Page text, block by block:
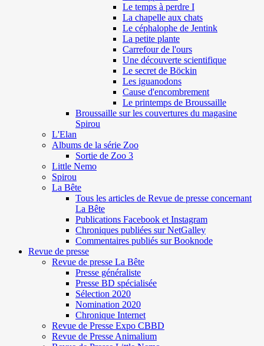
Le temps à perdre I
La chapelle aux chats
Le céphalophe de Jentink
La petite plante
Carrefour de l'ours
Une découverte scientifique
Le secret de Böckin
Les iguanodons
Cause d'encombrement
Le printemps de Broussaille
Broussaille sur les couvertures du magasine
Spirou
L'Elan
Albums de la série Zoo
Sortie de Zoo 3
Little Nemo
Spirou
La Bête
Tous les articles de Revue de presse concernant
La Bête
Publications Facebook et Instagram
Chroniques publiées sur NetGalley
Commentaires publiés sur Booknode
Revue de presse
Revue de presse La Bête
Presse généraliste
Presse BD spécialisée
Sélection 2020
Nomination 2020
Chronique Internet
Revue de Presse Expo CBBD
Revue de Presse Animalium